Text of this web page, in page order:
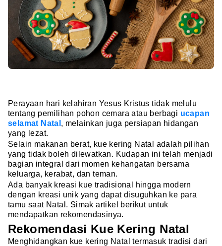
Perayaan hari kelahiran Yesus Kristus tidak melulu
tentang pemilihan pohon cemara atau berbagi ucapan
selamat Natal , melainkan juga persiapan hidangan
yang lezat.
Selain makanan berat, kue kering Natal adalah pilihan
yang tidak boleh dilewatkan. Kudapan ini telah menjadi
bagian integral dari momen kehangatan bersama
keluarga, kerabat, dan teman.
Ada banyak kreasi kue tradisional hingga modern
dengan kreasi unik yang dapat disuguhkan ke para
tamu saat Natal. Simak artikel berikut untuk
mendapatkan rekomendasinya.
Rekomendasi Kue Kering Natal
Menghidangkan kue kering Natal termasuk tradisi dari